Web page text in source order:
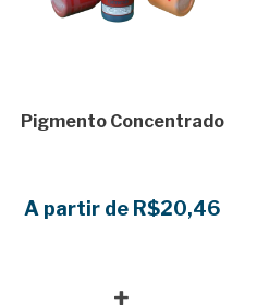
Pigmento Concentrado
A partir de R$20,46